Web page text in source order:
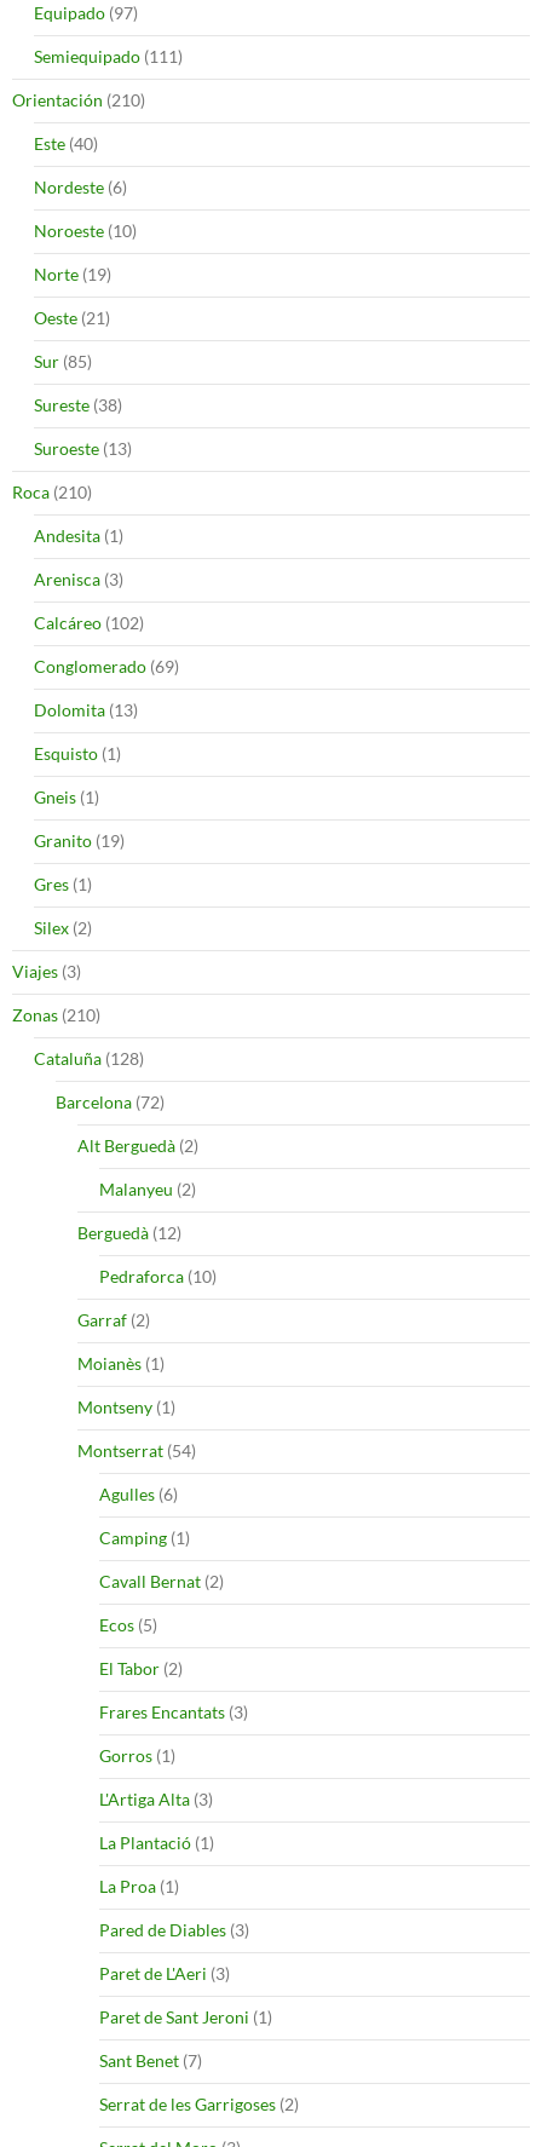
Equipado (97)
Semiequipado (111)
Orientación (210)
Este (40)
Nordeste (6)
Noroeste (10)
Norte (19)
Oeste (21)
Sur (85)
Sureste (38)
Suroeste (13)
Roca (210)
Andesita (1)
Arenisca (3)
Calcáreo (102)
Conglomerado (69)
Dolomita (13)
Esquisto (1)
Gneis (1)
Granito (19)
Gres (1)
Silex (2)
Viajes (3)
Zonas (210)
Cataluña (128)
Barcelona (72)
Alt Berguedà (2)
Malanyeu (2)
Berguedà (12)
Pedraforca (10)
Garraf (2)
Moianès (1)
Montseny (1)
Montserrat (54)
Agulles (6)
Camping (1)
Cavall Bernat (2)
Ecos (5)
El Tabor (2)
Frares Encantats (3)
Gorros (1)
L'Artiga Alta (3)
La Plantació (1)
La Proa (1)
Pared de Diables (3)
Paret de L'Aeri (3)
Paret de Sant Jeroni (1)
Sant Benet (7)
Serrat de les Garrigoses (2)